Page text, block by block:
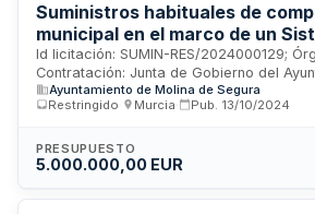
Suministros habituales de
municipal en el marco de un
de Adquisición
Id licitación: SUMIN-RES/2024000129;
Contratación: Junta de Gobierno del
de Segura; Importe: 4999999.84 EUR;
Ayuntamiento de Molina de Segura
Restringido
Murcia Pub. 13/10/2024
PRESUPUESTO
5.000.000,00 EUR